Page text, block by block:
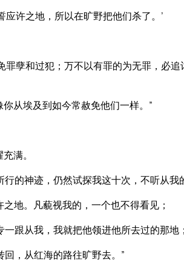
许之地，所以在旷野把他们杀了。’
罪孽和过犯；万不以有罪的为无罪，必
从埃及到如今常赦免他们一样。”
满。
的神迹，仍然试探我这十次，不听从我
地。凡藐视我的，一个也不得看见；
跟从我，我就把他领进他所去过的那地
，从红海的路往旷野去。”